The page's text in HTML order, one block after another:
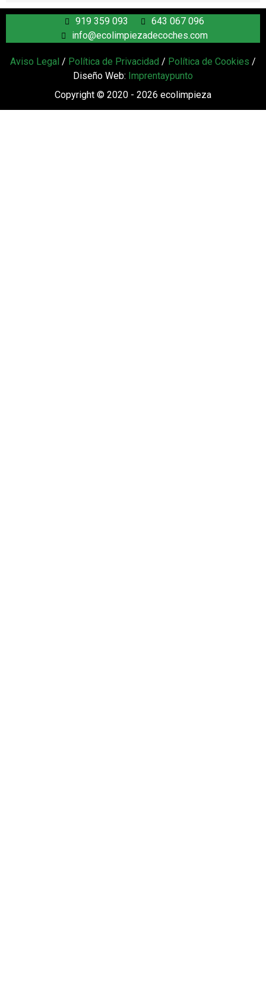
919 359 093
643 067 096
info@ecolimpiezadecoches.com
Aviso Legal / Política de Privacidad / Política de Cookies /
Diseño Web: Imprentaypunto
Copyright © 2020 - 2026 ecolimpieza